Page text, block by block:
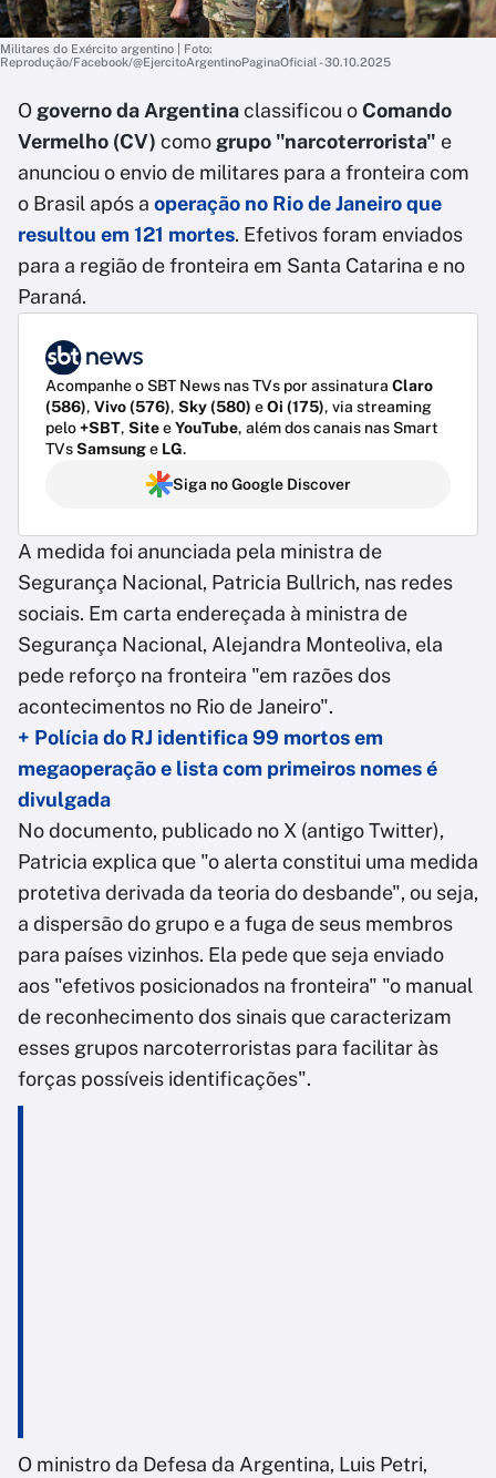
Militares do Exército argentino | Foto:
Reprodução/Facebook/@EjercitoArgentinoPaginaOficial - 30.10.2025
O governo da Argentinaclassificou oComando
Vermelho (CV) como grupo "narcoterrorista" e
anunciou o envio de militares para a fronteira com
o Brasil após a operação no Rio de Janeiro que
resultou em 121 mortes. Efetivos foram enviados
para a região de fronteira em Santa Catarina e no
Paraná.
Acompanhe o SBT News nas TVs por assinatura Claro
(586), Vivo (576), Sky (580) eOi (175), via streaming
pelo+SBT, SiteeYouTube, além dos canais nas Smart
TVsSamsunge LG.
Siga no Google Discover
A medida foi anunciada pela ministra de
Segurança Nacional, Patricia Bullrich, nas redes
sociais. Em carta endereçada à ministra de
Segurança Nacional, Alejandra Monteoliva, ela
pede reforço na fronteira "em razões dos
acontecimentos no Rio de Janeiro".
+ Polícia do RJ identifica 99 mortos em
megaoperação e lista com primeiros nomes é
divulgada
No documento, publicado no X (antigo Twitter),
Patricia explica que "o alerta constitui uma medida
protetiva derivada da teoria do desbande", ou seja,
a dispersão do grupo e a fuga de seus membros
para países vizinhos. Ela pede que seja enviado
aos "efetivos posicionados na fronteira" "o manual
de reconhecimento dos sinais que caracterizam
esses grupos narcoterroristas para facilitar às
forças possíveis identificações".
O ministro da Defesa da Argentina, Luis Petri,